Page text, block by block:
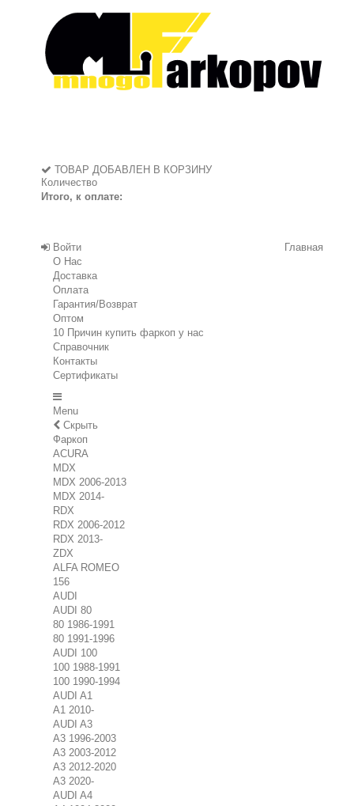
ТОВАР ДОБАВЛЕН В КОРЗИНУ
Количество
Итого, к оплате:
Войти
Главная
О Нас
Доставка
Оплата
Гарантия/Возврат
Оптом
10 Причин купить фаркоп у нас
Справочник
Контакты
Сертификаты
Menu
Скрыть
Фаркоп
ACURA
MDX
MDX 2006-2013
MDX 2014-
RDX
RDX 2006-2012
RDX 2013-
ZDX
ALFA ROMEO
156
AUDI
AUDI 80
80 1986-1991
80 1991-1996
AUDI 100
100 1988-1991
100 1990-1994
AUDI A1
A1 2010-
AUDI A3
A3 1996-2003
A3 2003-2012
A3 2012-2020
A3 2020-
AUDI A4